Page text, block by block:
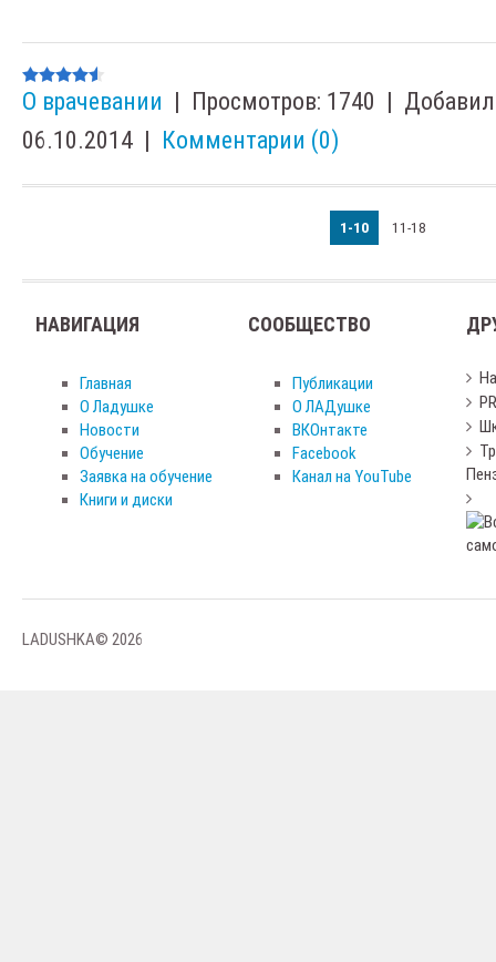
О врачевании | Просмотров: 1740 |
06.10.2014 | Комментарии (0)
1-10 11-18
НАВИГАЦИЯ
Главная
О Ладушке
Новости
Обучение
Заявка на обучение
Книги и диски
СООБЩЕСТВО
Публикации
О ЛАДушке
ВКОнтакте
Facebook
Канал на YouTube
LADUSHKA© 2026